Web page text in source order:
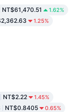
NT$61,470.51 1.62%
1.25%
NT$2.22 1.45%
NT$0.8405 0.65%